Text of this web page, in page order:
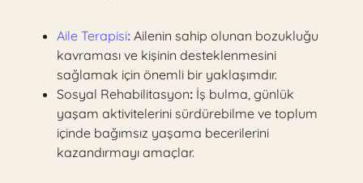
Aile Terapisi: Ailenin sahip olunan bozukluğu
kavraması ve kişinin desteklenmesini
sağlamak için önemli bir yaklaşımdır.
Sosyal Rehabilitasyon: İş bulma, günlük
yaşam aktivitelerini sürdürebilme ve toplum
içinde bağımsız yaşama becerilerini
kazandırmayı amaçlar.